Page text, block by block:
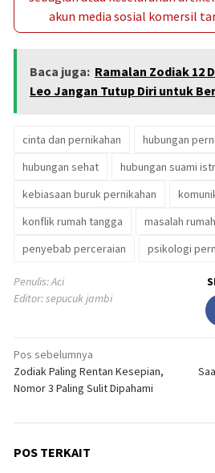
akun media sosial komersil
Baca juga: Ramalan Zodiak 12
Leo Jangan Tutup Diri untuk
cinta dan pernikahan
hubungan
hubungan sehat
hubungan suami
kebiasaan buruk pernikahan
konflik rumah tangga
masalah
penyebab perceraian
psikologi
Penulis: Aci
Editor: sepucuk jambi
Navigasi
pos
Pos sebelumnya
Zodiak Paling Rentan Kesepian,
Nomor 3 Paling Sulit Dipahami
POS TERKAIT